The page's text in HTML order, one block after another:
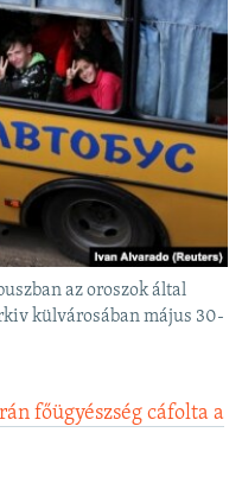
az oroszok által
külvárosában május 30-
főügyészség cáfolta a